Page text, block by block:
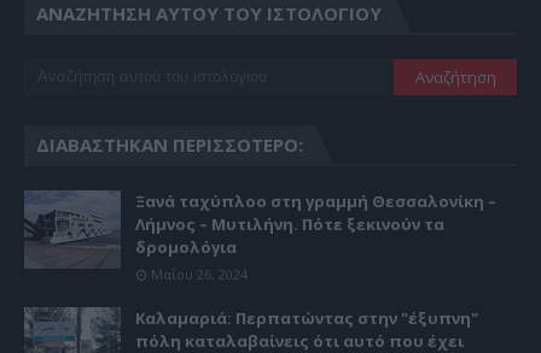
ΑΝΑΖΉΤΗΣΗ ΑΥΤΟΎ ΤΟΥ ΙΣΤΟΛΟΓΊΟΥ
ΔΙΑΒΆΣΤΗΚΑΝ ΠΕΡΙΣΣΌΤΕΡΟ:
Ξανά ταχύπλοο στη γραμμή Θεσσαλονίκη –
Λήμνος – Μυτιλήνη. Πότε ξεκινούν τα
δρομολόγια
Μαΐου 26, 2024
Καλαμαριά: Περπατώντας στην "έξυπνη"
πόλη καταλαβαίνεις ότι αυτό που έχει